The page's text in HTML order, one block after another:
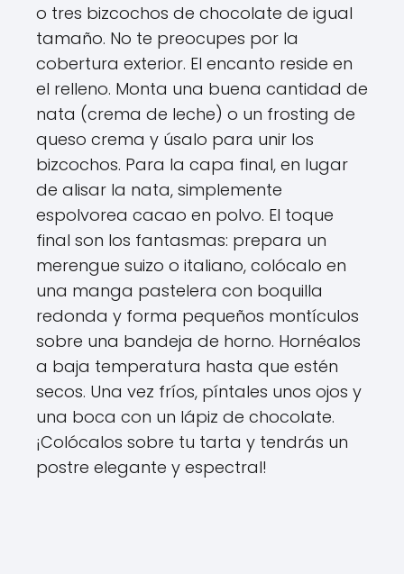
o tres bizcochos de chocolate de igual
tamaño. No te preocupes por la
cobertura exterior. El encanto reside en
el relleno. Monta una buena cantidad de
nata (crema de leche) o un frosting de
queso crema y úsalo para unir los
bizcochos. Para la capa final, en lugar
de alisar la nata, simplemente
espolvorea cacao en polvo. El toque
final son los fantasmas: prepara un
merengue suizo o italiano, colócalo en
una manga pastelera con boquilla
redonda y forma pequeños montículos
sobre una bandeja de horno. Hornéalos
a baja temperatura hasta que estén
secos. Una vez fríos, píntales unos ojos y
una boca con un lápiz de chocolate.
¡Colócalos sobre tu tarta y tendrás un
postre elegante y espectral!